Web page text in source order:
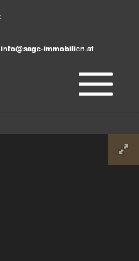
info@sage-immobilien.at